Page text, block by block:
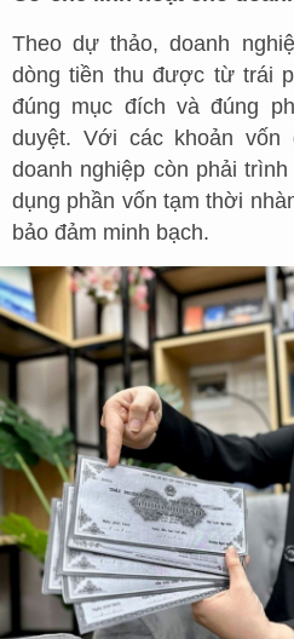
Theo dự thảo, doanh
dòng tiền thu được từ trái
đúng mục đích và đúng
duyệt. Với các khoản vốn
doanh nghiệp còn phải
dụng phần vốn tạm thời
bảo đảm minh bạch.